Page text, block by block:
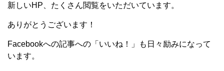
新しいHP、たくさん閲覧をいただいています。
ありがとうございます！
Facebookへの記事への「いいね！」も日々励みになって
います。